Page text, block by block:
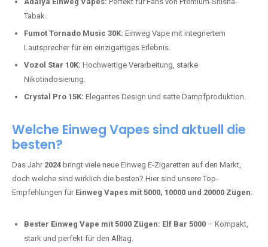
Tabak.
Fumot Tornado Music 30K: Einweg Vape mit integriertem
Lautsprecher für ein einzigartiges Erlebnis.
Vozol Star 10K: Hochwertige Verarbeitung, starke
Nikotindosierung.
Crystal Pro 15K: Elegantes Design und satte Dampfproduktion.
Welche Einweg Vapes sind aktuell die
besten?
Das Jahr 2024 bringt viele neue Einweg E-Zigaretten auf den Markt,
doch welche sind wirklich die besten? Hier sind unsere Top-
Empfehlungen für Einweg Vapes mit 5000, 10000 und 20000 Zügen:
Bester Einweg Vape mit 5000 Zügen: Elf Bar 5000 – Kompakt,
stark und perfekt für den Alltag.